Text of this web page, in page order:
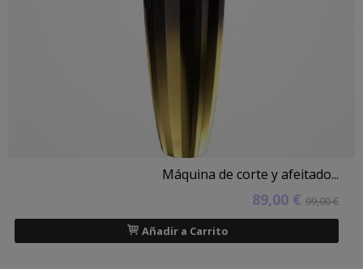
Máquina de corte y afeitado...
89,00 € 99,00 €
Añadir a Carrito